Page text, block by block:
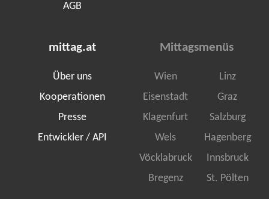
AGB
mittag.at
Über uns
Kooperationen
Presse
Entwickler / API
Mittagsmenüs
Wien
Linz
Eisenstadt
Graz
Klagenfurt
Salzburg
Wels
Hagenberg
Vöcklabruck
Innsbruck
Bregenz
St. Pölten